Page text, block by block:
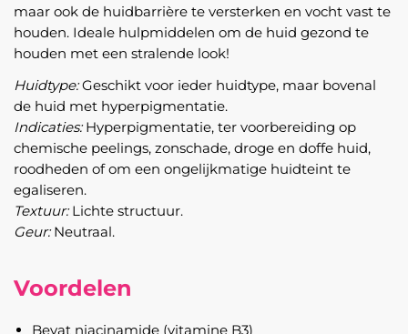
maar ook de huidbarrière te versterken en vocht vast te
houden. Ideale hulpmiddelen om de huid gezond te
houden met een stralende look!
Huidtype:Geschikt voor ieder huidtype, maar bovenal
de huid met hyperpigmentatie.
Indicaties:Hyperpigmentatie, ter voorbereiding op
chemische peelings, zonschade, droge en doffe huid,
roodheden of om een ongelijkmatige huidteint te
egaliseren.
Textuur:Lichte structuur.
Geur:Neutraal.
Voordelen
Bevat niacinamide (vitamine B3)